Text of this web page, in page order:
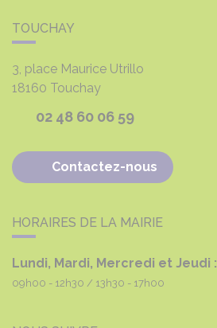
TOUCHAY
3, place Maurice Utrillo
18160 Touchay
02 48 60 06 59
Contactez-nous
HORAIRES DE LA MAIRIE
Lundi, Mardi, Mercredi et Jeudi :
09h00 - 12h30 13h30 - 17h00